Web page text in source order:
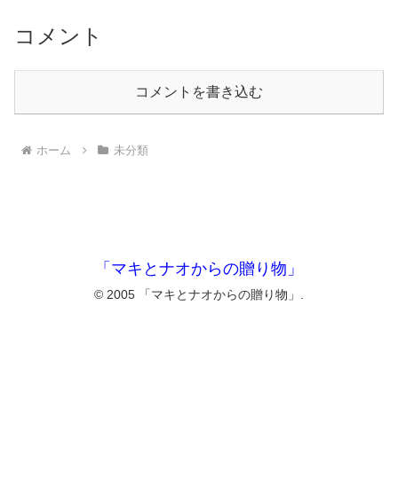
コメント
コメントを書き込む
ホーム 未分類
「マキとナオからの贈り物」
© 2005 「マキとナオからの贈り物」.